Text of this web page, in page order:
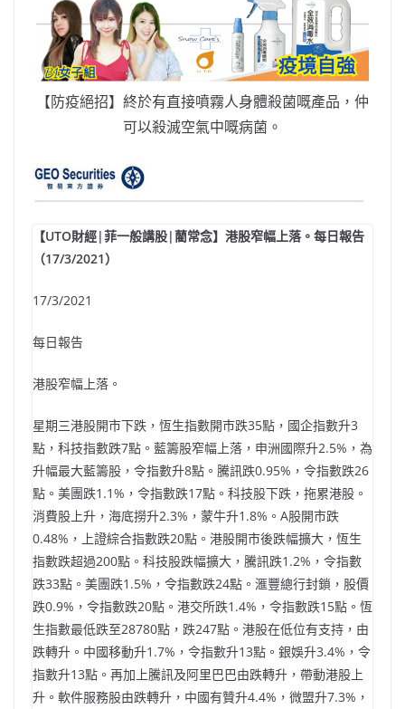
【防疫絕招】終於有直接噴霧人身體殺菌嘅產品，仲
可以殺滅空氣中嘅病菌。
【UTO財經|菲一般講股|藺常念】港股窄幅上落。每日報告
（17/3/2021）
17/3/2021
每日報告
港股窄幅上落。
星期三港股開市下跌，恆生指數開市跌35點，國企指數升3
點，科技指數跌7點。藍籌股窄幅上落，申洲國際升2.5%，為
升幅最大藍籌股，令指數升8點。騰訊跌0.95%，令指數跌26
點。美團跌1.1%，令指數跌17點。科技股下跌，拖累港股。
消費股上升，海底撈升2.3%，蒙牛升1.8%。A股開市跌
0.48%，上證綜合指數跌20點。港股開市後跌幅擴大，恆生
指數跌超過200點。科技股跌幅擴大，騰訊跌1.2%，令指數
跌33點。美團跌1.5%，令指數跌24點。滙豐總行封鎖，股價
跌0.9%，令指數跌20點。港交所跌1.4%，令指數跌15點。恆
生指數最低跌至28780點，跌247點。港股在低位有支持，由
跌轉升。中國移動升1.7%，令指數升13點。銀娛升3.4%，令
指數升13點。再加上騰訊及阿里巴巴由跌轉升，帶動港股上
升。軟件服務股由跌轉升，中國有贊升4.4%，微盟升7.3%，